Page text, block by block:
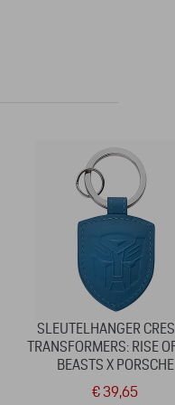
SLEUTELHANGER
TRANSFORMERS: RISE
BEASTS X PORSCHE
€ 39,65